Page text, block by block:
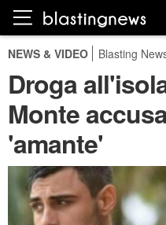
NEWS & VIDEO Blasting
Droga
Monte
'amante'